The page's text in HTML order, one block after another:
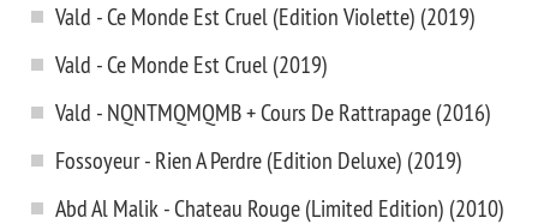
Vald - Ce Monde Est Cruel (Edition Violette) (2019)
Vald - Ce Monde Est Cruel (2019)
Vald - NQNTMQMQMB + Cours De Rattrapage (2016)
Fossoyeur - Rien A Perdre (Edition Deluxe) (2019)
Abd Al Malik - Chateau Rouge (Limited Edition) (2010)